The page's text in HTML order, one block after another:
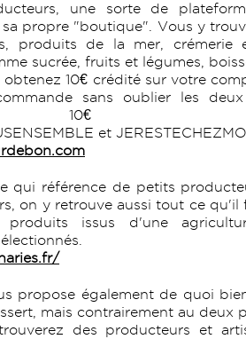
une sorte de
sa propre "boutique". Vous y
produits de la mer, crémerie
sucrée, fruits et légumes,
obtenez 10€ crédité sur votre
sans oublier les
et
qui référence de petits
on y retrouve aussi tout ce
issus d'une
propose également de quoi
mais contrairement au deux
des producteurs et